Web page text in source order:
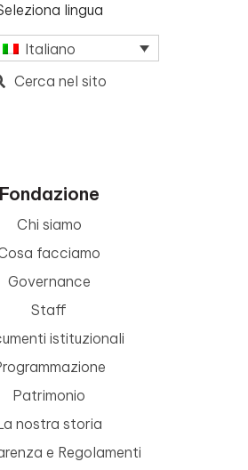
lingua
Italiano
Cerca nel sito
Fondazione
Chi siamo
facciamo
Governance
Staff
istituzionali
Patrimonio
nostra storia
e Regolamenti